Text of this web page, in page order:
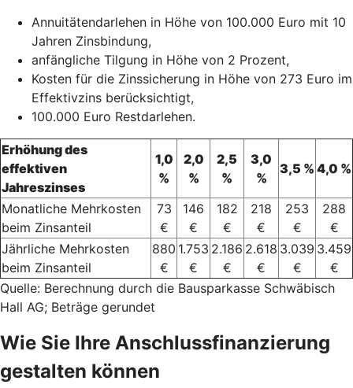
Annuitätendarlehen in Höhe von 100.000 Euro mit 10
Jahren Zinsbindung,
anfängliche Tilgung in Höhe von 2 Prozent,
Kosten für die Zinssicherung in Höhe von 273 Euro im
Effektivzins berücksichtigt,
100.000 Euro Restdarlehen.
Erhöhung des
effektiven
Jahreszinses
1,0
%
2,0
%
2,5
%
3,0
%
3,5 % 4,0 %
Monatliche Mehrkosten
beim Zinsanteil
73
€
146
€
182
€
218
€
253
€
288
€
Jährliche Mehrkosten
beim Zinsanteil
880
€
1.753
€
2.186
€
2.618
€
3.039
€
3.459
€
Quelle: Berechnung durch die Bausparkasse Schwäbisch
Hall AG; Beträge gerundet
Wie Sie Ihre Anschlussfinanzierung
gestalten können